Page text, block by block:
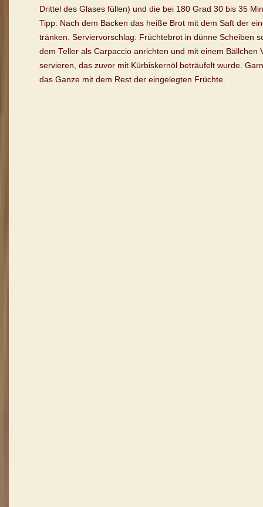
Drittel des Glases füllen) und die bei 180 Grad 30 bis 35
Tipp: Nach dem Backen das heiße Brot mit dem Saft der
tränken. Serviervorschlag: Früchtebrot in dünne Scheiben
dem Teller als Carpaccio anrichten und mit einem Bällchen
servieren, das zuvor mit Kürbiskernöl beträufelt wurde.
das Ganze mit dem Rest der eingelegten Früchte.